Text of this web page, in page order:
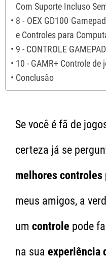
Com Suporte Incluso
8 - OEX GD100
e Controles para
9 - CONTROLE
10 - GAMR+ Controle
Conclusão
Se você é fã de
certeza já se
melhores controles
meus amigos, a
um controle pode
na sua experiência